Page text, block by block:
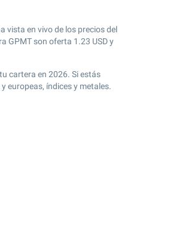
vista en vivo de los precios del
GPMT son oferta 1.23 USD y
cartera en 2026. Si estás
europeas, índices y metales.